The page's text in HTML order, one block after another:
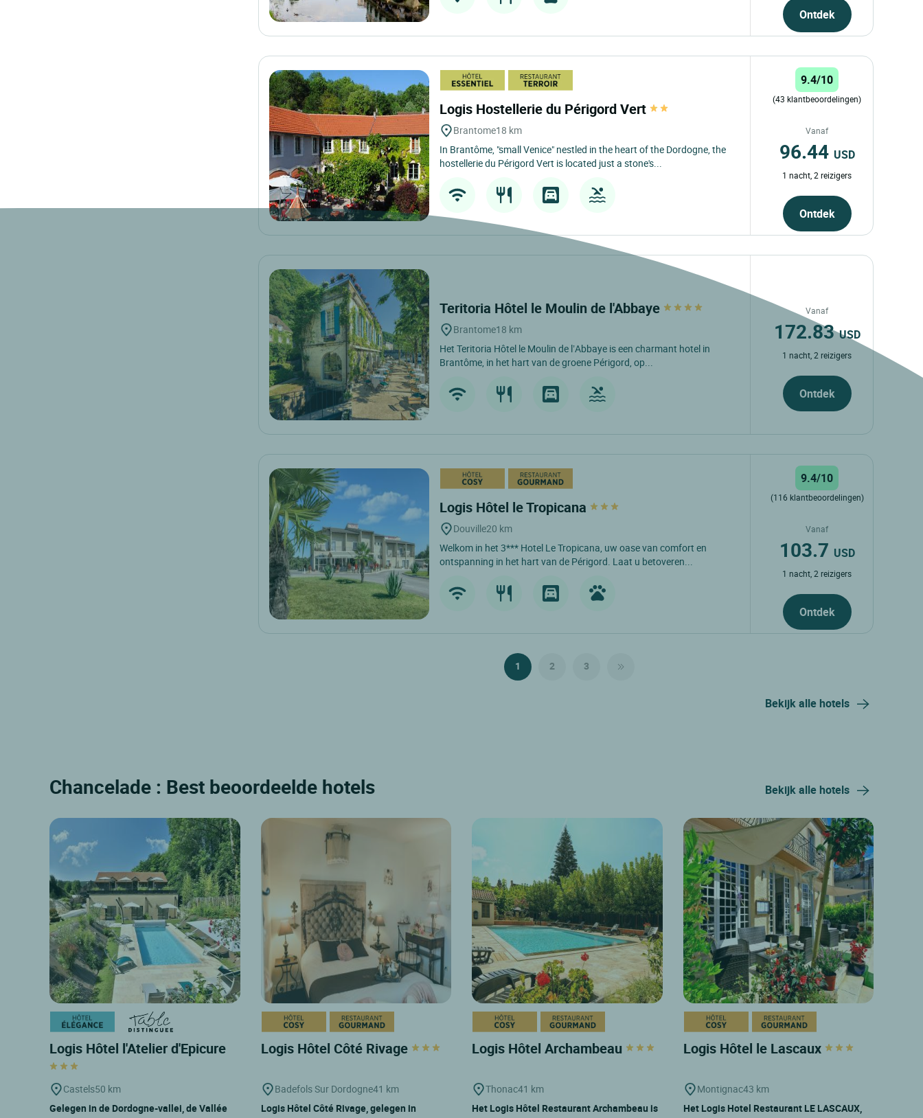
Ontdek
Logis Hostellerie du Périgord Vert
Brantome18 km
In Brantôme, "small Venice" nestled in the heart of the Dordogne, the
hostellerie du Périgord Vert is located just a stone's...
9.4/10
(43 klantbeoordelingen)
Vanaf
96.44 USD
1 nacht, 2 reizigers
Ontdek
Teritoria Hôtel le Moulin de l'Abbaye
Brantome18 km
Het Teritoria Hôtel le Moulin de l’Abbaye is een charmant hotel in
Brantôme, in het hart van de groene Périgord, op...
Vanaf
172.83USD
1 nacht, 2 reizigers
Ontdek
Logis Hôtel le Tropicana
Douville20 km
Welkom in het 3*** Hotel Le Tropicana, uw oase van comfort en
ontspanning in het hart van de Périgord. Laat u betoveren...
9.4/10
(116 klantbeoordelingen)
Vanaf
103.7 USD
1 nacht, 2 reizigers
Ontdek
1 2 3
Bekijk alle hotels
Chancelade : Best beoordeelde hotels Bekijk alle hotels
Logis Hôtel l'Atelier d'Epicure
Castels50 km
Gelegen in de Dordogne-vallei, de Vallée
Logis Hôtel Côté Rivage
Badefols Sur Dordogne41 km
Logis Hôtel Côté Rivage, gelegen in
Logis Hôtel Archambeau
Thonac41 km
Het Logis Hôtel Restaurant Archambeau is
Logis Hôtel le Lascaux
Montignac43 km
Het Logis Hotel Restaurant LE LASCAUX,